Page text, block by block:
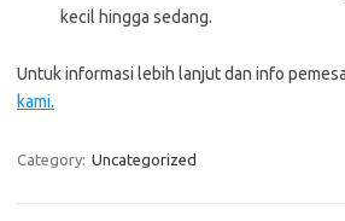
kecil hingga sedang.
Untuk informasi lebih lanjut dan info
kami.
Category: Uncategorized